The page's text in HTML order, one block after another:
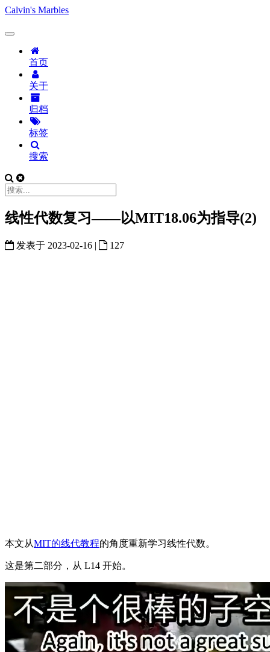
Calvin's Marbles
首页
关于
归档
标签
搜索
线性代数复习——以MIT18.06为指导(2)
发表于 2023-02-16 | 127
本文从MIT的线代教程的角度重新学习线性代数。
这是第二部分，从 L14 开始。